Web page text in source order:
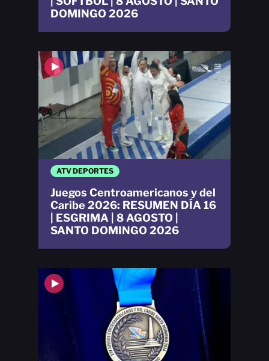
ATV DEPORTES
Juegos Centroamericanos y del
Caribe 2026: RESUMEN DÍA 16
| ESGRIMA | 8 AGOSTO |
SANTO DOMINGO 2026
DOMINGO 2026